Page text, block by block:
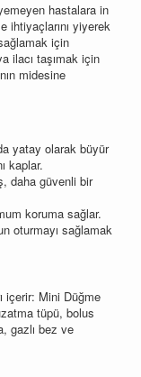
hastalara in
ihtiyaçlarını yiyerek
için
ilacı taşımak için
midesine
yatay olarak büyür
kaplar.
daha güvenli bir
koruma sağlar.
oturmayı sağlamak
içerir: Mini Düğme
tüpü, bolus
gazlı bez ve